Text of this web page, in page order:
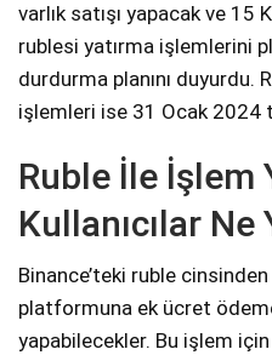
varlık satışı yapacak ve 15
rublesi yatırma işlemlerini
durdurma planını duyurdu.
işlemleri ise 31 Ocak 2024
Ruble İle İşlem
Kullanıcılar Ne
Binance’teki ruble
platformuna ek ücret
yapabilecekler. Bu işlem